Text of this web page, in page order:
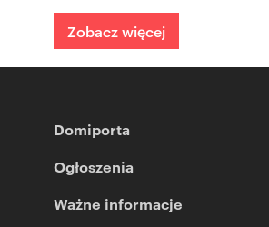
Zobacz więcej
Domiporta
Ogłoszenia
Ważne informacje